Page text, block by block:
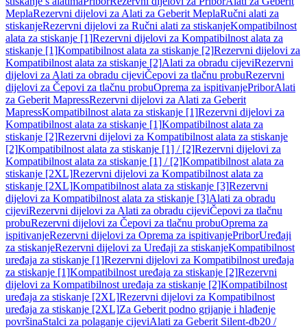
MeplaRezervni dijelovi za Alati za Geberit MeplaRučni alati za
stiskanjeRezervni dijelovi za Ručni alati za stiskanjeKompatibilnost
alata za stiskanje [1]Rezervni dijelovi za Kompatibilnost alata za
stiskanje [1]Kompatibilnost alata za stiskanje [2]Rezervni dijelovi za
Kompatibilnost alata za stiskanje [2]Alati za obradu cijeviRezervni
dijelovi za Alati za obradu cijeviČepovi za tlačnu probuRezervni
dijelovi za Čepovi za tlačnu probuOprema za ispitivanjePriborAlati
za Geberit MapressRezervni dijelovi za Alati za Geberit
MapressKompatibilnost alata za stiskanje [1]Rezervni dijelovi za
Kompatibilnost alata za stiskanje [1]Kompatibilnost alata za
stiskanje [2]Rezervni dijelovi za Kompatibilnost alata za stiskanje
[2]Kompatibilnost alata za stiskanje [1] / [2]Rezervni dijelovi za
Kompatibilnost alata za stiskanje [1] / [2]Kompatibilnost alata za
stiskanje [2XL]Rezervni dijelovi za Kompatibilnost alata za
stiskanje [2XL]Kompatibilnost alata za stiskanje [3]Rezervni
dijelovi za Kompatibilnost alata za stiskanje [3]Alati za obradu
cijeviRezervni dijelovi za Alati za obradu cijeviČepovi za tlačnu
probuRezervni dijelovi za Čepovi za tlačnu probuOprema za
ispitivanjeRezervni dijelovi za Oprema za ispitivanjePriborUređaji
za stiskanjeRezervni dijelovi za Uređaji za stiskanjeKompatibilnost
uređaja za stiskanje [1]Rezervni dijelovi za Kompatibilnost uređaja
za stiskanje [1]Kompatibilnost uređaja za stiskanje [2]Rezervni
dijelovi za Kompatibilnost uređaja za stiskanje [2]Kompatibilnost
uređaja za stiskanje [2XL]Rezervni dijelovi za Kompatibilnost
uređaja za stiskanje [2XL]Za Geberit podno grijanje i hlađenje
površinaStalci za polaganje cijeviAlati za Geberit Silent-db20 /